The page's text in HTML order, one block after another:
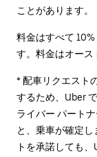
ことがあります。
料金はすべて
す。料金はオース
* 配車リクエスト
するため、Uber
ライバー パート
と、乗車が確定
トを承諾しても